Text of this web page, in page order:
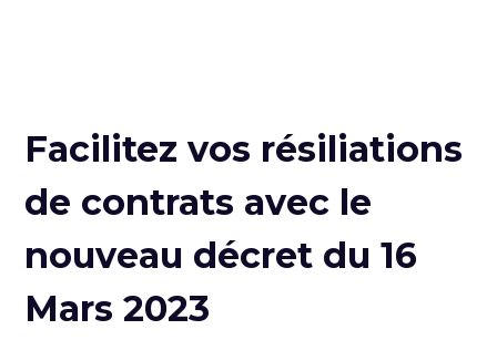
Facilitez vos résiliations
de contrats avec le
nouveau décret du 16
Mars 2023